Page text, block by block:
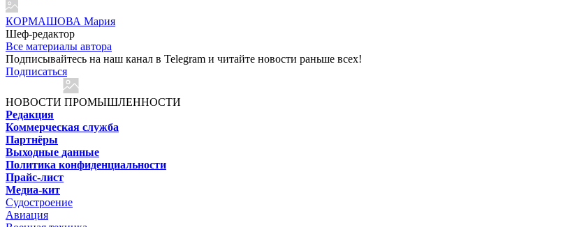
КОРМАШОВА Мария
Шеф-редактор
Все материалы автора
Подписывайтесь на наш канал в Telegram и читайте новости раньше всех!
Подписаться
НОВОСТИ ПРОМЫШЛЕННОСТИ
Редакция
Коммерческая служба
Партнёры
Выходные данные
Политика конфиденциальности
Прайс-лист
Медиа-кит
Судостроение
Авиация